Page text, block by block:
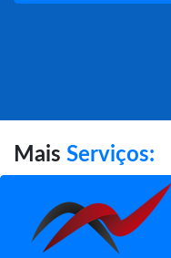
Mais Serviços: